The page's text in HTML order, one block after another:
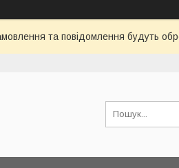
та повідомлення будуть